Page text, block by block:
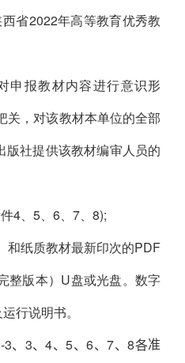
省2022年高等教育优秀教
申报教材内容进行意识形
关，对该教材本单位的全部
版社提供该教材编审人员的
4、 5、 6、 7、 8);
和纸质教材最新印次的PDF
版本） U盘或光盘。数字
行说明书。
3、 3、4、5、6、7、8各准